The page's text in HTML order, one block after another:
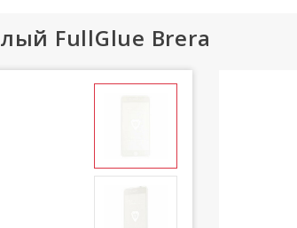
FullGlue Brera